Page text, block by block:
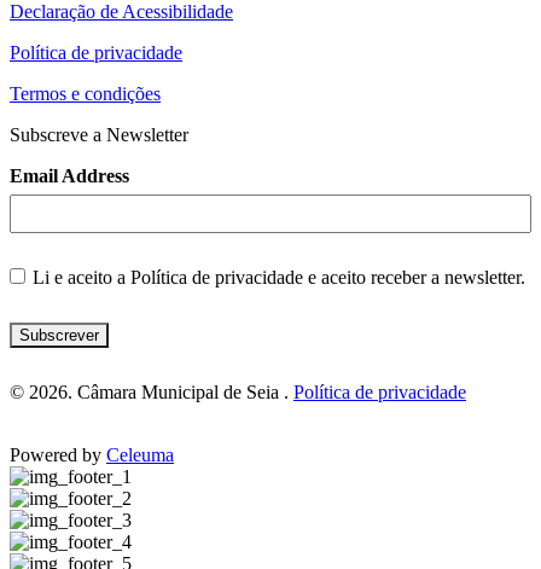
Declaração de Acessibilidade
Política de privacidade
Termos e condições
Subscreve a Newsletter
Email Address
Li e aceito a Política de privacidade e aceito receber a newsletter.
Subscrever
© 2026. Câmara Municipal de Seia . Política de privacidade
Powered by Celeuma